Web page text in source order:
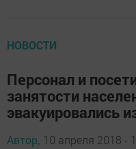
НОВОСТИ
Персонал и
занятости
эвакуировались
Автор, 10 апреля 2018 -